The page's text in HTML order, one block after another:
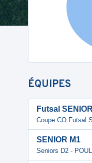
ÉQUIPES
Futsal
Coupe CO Futsal
SENIOR M1
Seniors D2 -